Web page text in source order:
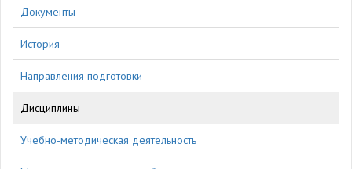
Документы
История
Направления подготовки
Дисциплины
Учебно-методическая деятельность